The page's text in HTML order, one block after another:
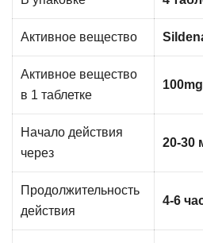
Активное вещество
Активное вещество
в 1 таблетке
100mg
Начало действия
через
20-30
Продолжительность
действия
4-6